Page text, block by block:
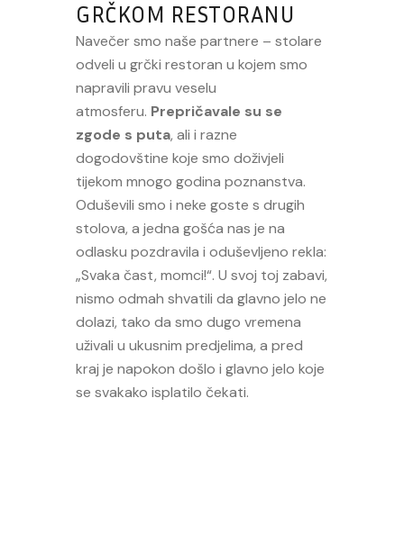
GRČKOM RESTORANU
Navečer smo naše partnere – stolare
odveli u grčki restoran u kojem smo
napravili pravu veselu
atmosferu. Prepričavale su se
zgode s puta, ali i razne
dogodovštine koje smo doživjeli
tijekom mnogo godina poznanstva.
Oduševili smo i neke goste s drugih
stolova, a jedna gošća nas je na
odlasku pozdravila i oduševljeno rekla:
„Svaka čast, momci!“. U svoj toj zabavi,
nismo odmah shvatili da glavno jelo ne
dolazi, tako da smo dugo vremena
uživali u ukusnim predjelima, a pred
kraj je napokon došlo i glavno jelo koje
se svakako isplatilo čekati.